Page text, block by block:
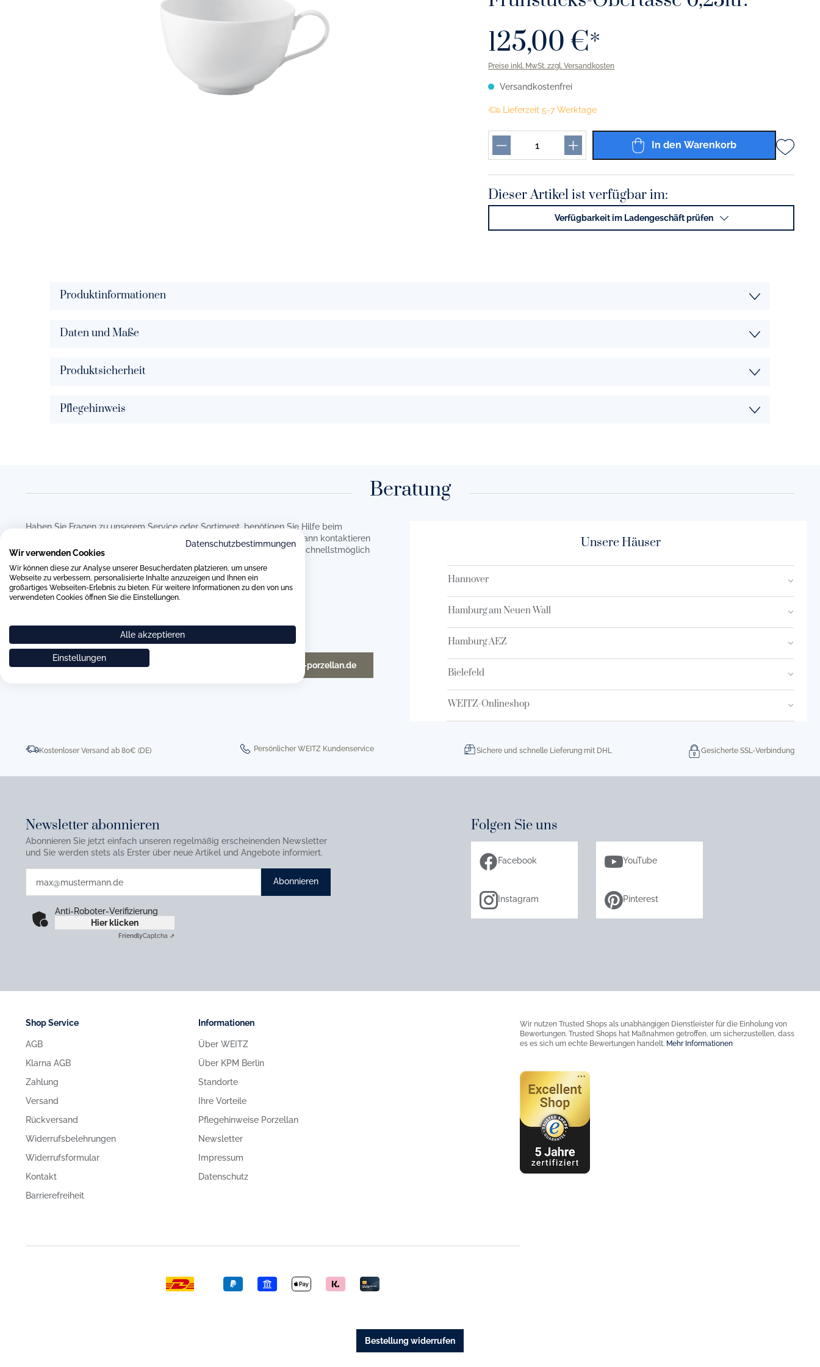
125,00 €*
Preise inkl. MwSt. zzgl. Versandkosten
Versandkostenfrei
Lieferzeit 5-7 Werktage
In den Warenkorb
Dieser Artikel ist verfügbar im:
Verfügbarkeit im Ladengeschäft prüfen
Produktinformationen
Daten und Maße
Produktsicherheit
Pflegehinweis
Beratung
Haben Sie Fragen zu unserem Service oder Sortiment, benötigen Sie Hilfe beim
Bestellvorgang oder haben Sie eine andere Frage auf dem Herzen? Dann kontaktieren
Sie uns gerne über das beigefügte Kontaktformular. Wir werden uns schnellstmöglich
0511 8997 9887 online-buero@weitz-porzellan.de
Unsere Häuser
Hannover
Hamburg am Neuen Wall
Hamburg AEZ
Bielefeld
WEITZ-Onlineshop
Kostenloser Versand ab 80€ (DE) Persönlicher WEITZ Kundenservice Sichere und schnelle Lieferung mit DHL Gesicherte SSL-Verbindung
Newsletter abonnieren
Abonnieren Sie jetzt einfach unseren regelmäßig erscheinenden Newsletter
und Sie werden stets als Erster über neue Artikel und Angebote informiert.
Abonnieren
Anti-Roboter-Verifizierung
Hier klicken
FriendlyCaptcha ⇗
Folgen Sie uns
Facebook YouTube
Instagram Pinterest
Shop Service
AGB
Klarna AGB
Zahlung
Versand
Rückversand
Widerrufsbelehrungen
Widerrufsformular
Kontakt
Barrierefreiheit
Informationen
Über WEITZ
Über KPM Berlin
Standorte
Ihre Vorteile
Pflegehinweise Porzellan
Newsletter
Impressum
Datenschutz
Wir nutzen Trusted Shops als unabhängigen Dienstleister für die Einholung von
Bewertungen. Trusted Shops hat Maßnahmen getroffen, um sicherzustellen, dass
es es sich um echte Bewertungen handelt. Mehr Informationen
Bestellung widerrufen
Datenschutzbestimmungen
Wir verwenden Cookies
Wir können diese zur Analyse unserer Besucherdaten platzieren, um unsere
Webseite zu verbessern, personalisierte Inhalte anzuzeigen und Ihnen ein
großartiges Webseiten-Erlebnis zu bieten. Für weitere Informationen zu den von uns
verwendeten Cookies öffnen Sie die Einstellungen.
Alle akzeptieren
Einstellungen